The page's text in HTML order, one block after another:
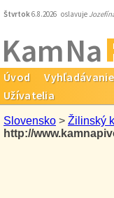
Štvrtok6.8.2026 oslavuje
Kam Na
Úvod Vyhľadávanie
Užívatelia
Slovensko > Žilinský
http://